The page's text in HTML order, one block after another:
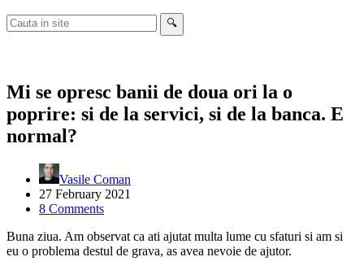
Cauta
in
🔍
Mi se opresc banii de doua ori la o
poprire: si de la servici, si de la banca. E
normal?
Vasile Coman
27 February 2021
8 Comments
Buna ziua. Am observat ca ati ajutat multa lume cu sfaturi si am si
eu o problema destul de grava, as avea nevoie de ajutor.